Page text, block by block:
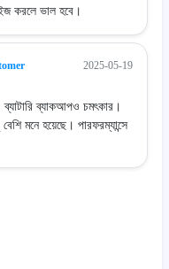
করলে ভাল হবে।
2025-05-19
ব্যাটারি ব্যাকআপও চমৎকার।
মনে হয়েছে। পারফরম্যান্সে